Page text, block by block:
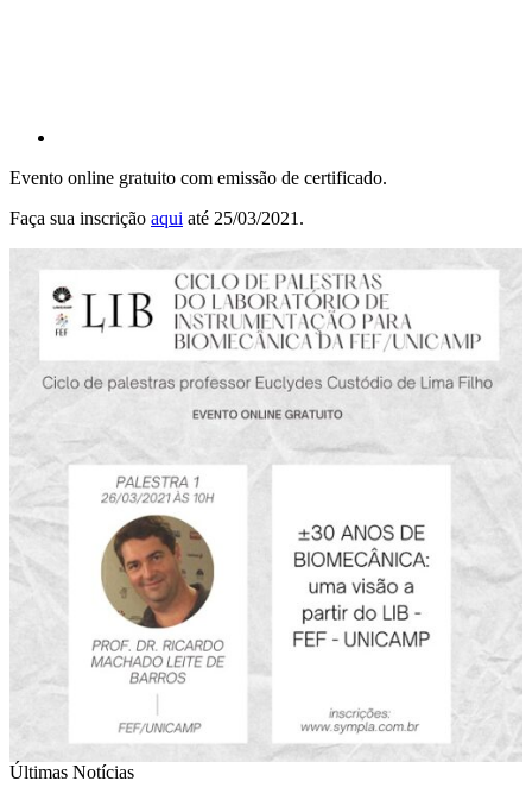
Evento online gratuito com emissão de certificado.
Faça sua inscrição aqui até 25/03/2021.
Últimas Notícias